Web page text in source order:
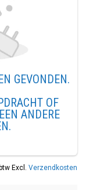
GEVONDEN.
OF
ANDERE
Excl. Verzendkosten